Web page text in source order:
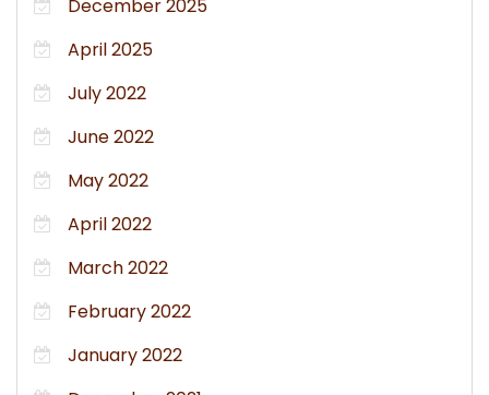
December 2025
April 2025
July 2022
June 2022
May 2022
April 2022
March 2022
February 2022
January 2022